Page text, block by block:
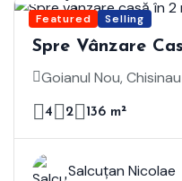
Featured Selling
Spre Vânzare
Goianul Nou
Goianul Nou, Chisinau
4 2 136 m²
Salcuțan Nicolae